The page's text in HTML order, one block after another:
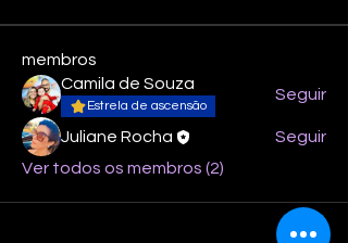
membros
Camila de Souza
Estrela de ascensão
Seguir
Juliane Rocha
Seguir
Ver todos os membros (2)